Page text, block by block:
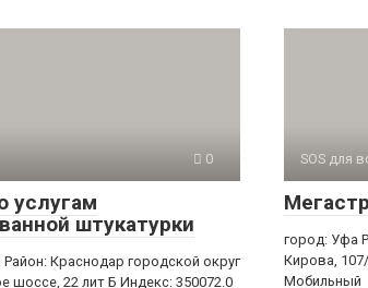
0
услугам
штукатурки
Краснодар городской округ
шоссе, 22 лит Б Индекс: 350072.0
SOS для
город: Уфа
Кирова,
Мобильный